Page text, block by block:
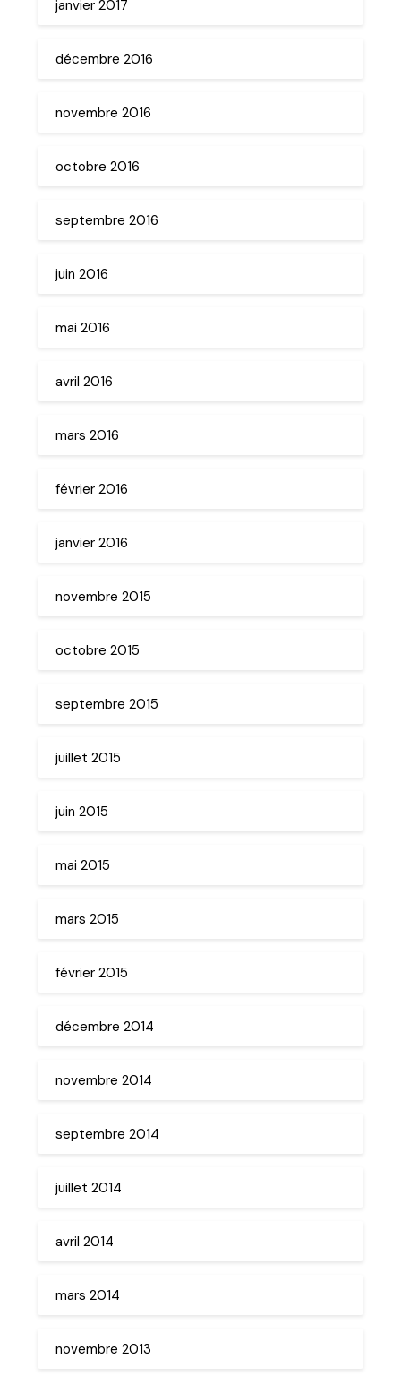
janvier 2017
décembre 2016
novembre 2016
octobre 2016
septembre 2016
juin 2016
mai 2016
avril 2016
mars 2016
février 2016
janvier 2016
novembre 2015
octobre 2015
septembre 2015
juillet 2015
juin 2015
mai 2015
mars 2015
février 2015
décembre 2014
novembre 2014
septembre 2014
juillet 2014
avril 2014
mars 2014
novembre 2013